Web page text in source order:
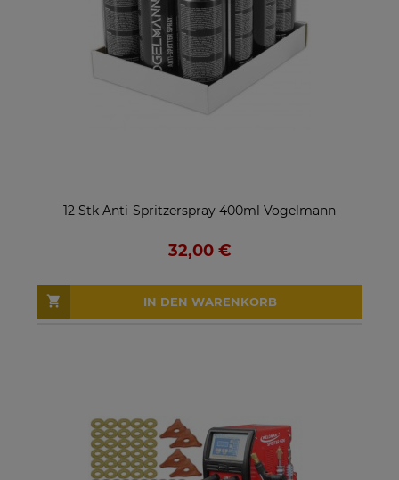
12 Stk Anti-Spritzerspray 400ml Vogelmann
32,00 €
IN DEN WARENKORB